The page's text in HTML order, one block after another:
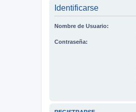
Identificarse
Nombre de Usuario:
Contraseña: